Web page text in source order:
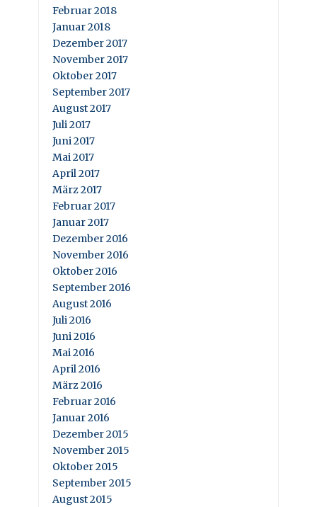
Februar 2018
Januar 2018
Dezember 2017
November 2017
Oktober 2017
September 2017
August 2017
Juli 2017
Juni 2017
Mai 2017
April 2017
März 2017
Februar 2017
Januar 2017
Dezember 2016
November 2016
Oktober 2016
September 2016
August 2016
Juli 2016
Juni 2016
Mai 2016
April 2016
März 2016
Februar 2016
Januar 2016
Dezember 2015
November 2015
Oktober 2015
September 2015
August 2015